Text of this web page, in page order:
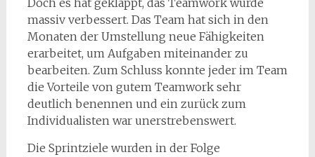
Doch es hat geklappt, das Teamwork wurde
massiv verbessert. Das Team hat sich in den
Monaten der Umstellung neue Fähigkeiten
erarbeitet, um Aufgaben miteinander zu
bearbeiten. Zum Schluss konnte jeder im Team
die Vorteile von gutem Teamwork sehr
deutlich benennen und ein zurück zum
Individualisten war unerstrebenswert.
Die Sprintziele wurden in der Folge